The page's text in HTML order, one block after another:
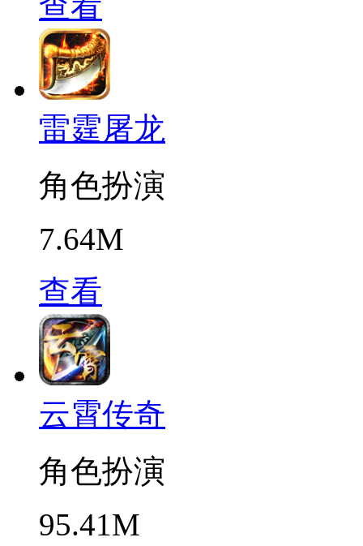
雷霆屠龙
角色扮演
7.64M
查看
云霄传奇
角色扮演
95.41M